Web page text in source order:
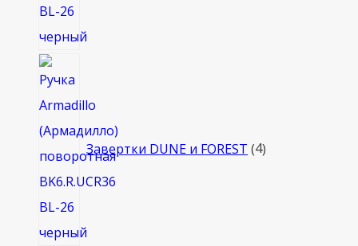
Завертки DUNE и FOREST 4